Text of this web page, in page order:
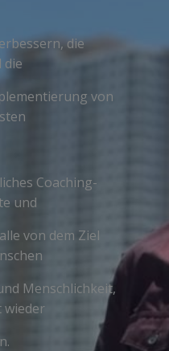
die
die
von
Coaching-
und
von dem Ziel
Menschlichkeit,
wieder